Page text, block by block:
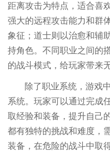
距离攻击为特点，适合喜
强大的远程攻击能力和群
象征；道士则以治愈和辅
持角色。不同职业之间的
的战斗模式，给玩家带来
除了职业系统，游戏
系统。玩家可以通过完成
取经验和装备，提升自己
都有独特的挑战和难度，
装备，在危险的战斗中取